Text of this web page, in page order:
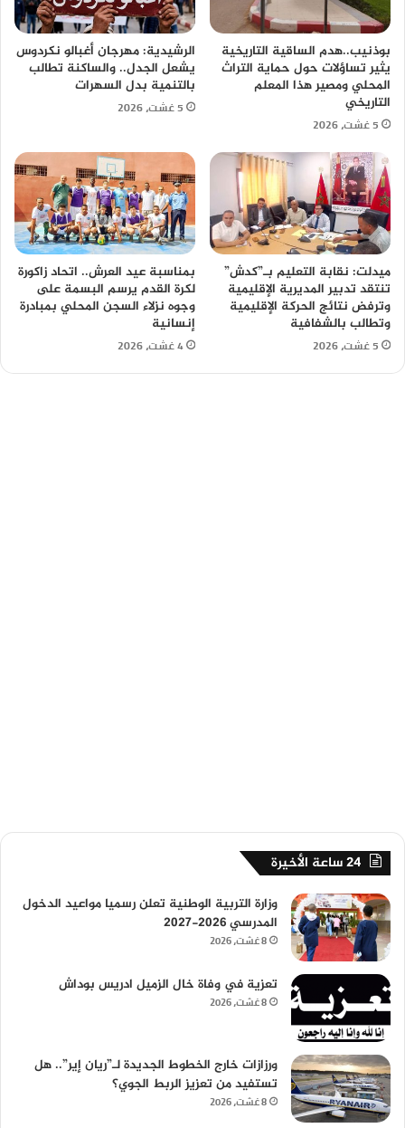
بوذنيب..هدم الساقية التاريخية
يثير تساؤلات حول حماية التراث
المحلي ومصير هذا المعلم
التاريخي
5 غشت، 2026
الرشيدية: مهرجان أغبالو نكردوس
يشعل الجدل.. والساكنة تطالب
بالتنمية بدل السهرات
5 غشت، 2026
ميدلت: نقابة التعليم بـ”كدش”
تنتقد تدبير المديرية الإقليمية
وترفض نتائج الحركة الإقليمية
وتطالب بالشفافية
5 غشت، 2026
بمناسبة عيد العرش.. اتحاد زاكورة
لكرة القدم يرسم البسمة على
وجوه نزلاء السجن المحلي بمبادرة
إنسانية
4 غشت، 2026
24 ساعة الأخيرة
وزارة التربية الوطنية تعلن رسميا مواعيد الدخول
المدرسي 2026-2027
8 غشت، 2026
تعزية في وفاة خال الزميل ادريس بوداش
8 غشت، 2026
ورزازات خارج الخطوط الجديدة لـ”ريان إير”.. هل
تستفيد من تعزيز الربط الجوي؟
8 غشت، 2026